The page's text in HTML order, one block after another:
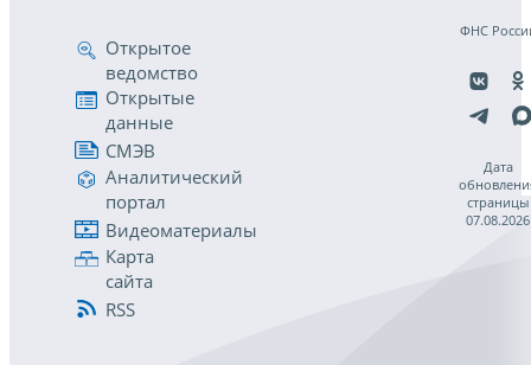
Открытое
ведомство
Открытые
данные
СМЭВ
Аналитический
портал
Видеоматериалы
Карта
сайта
RSS
ФНС
Дата
страницы
07.08.2026